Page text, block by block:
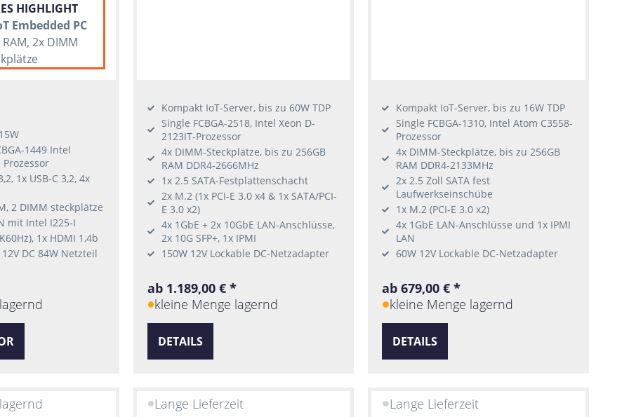
HIGHLIGHT
Embedded PC
2x DIMM
1449 Intel
Prozessor
1x USB-C 3,2, 4x
2 DIMM steckplätze
mit Intel I225-I
1x HDMI 1,4b
DC 84W Netzteil
Kompakt IoT-Server, bis zu 60W TDP
Single FCBGA-2518, Intel Xeon D-
2123IT-Prozessor
4x DIMM-Steckplätze, bis zu 256GB
RAM DDR4-2666MHz
1x 2.5 SATA-Festplattenschacht
2x M.2 (1x PCI-E 3.0 x4 & 1x SATA/PCI-
E 3.0 x2)
4x 1GbE + 2x 10GbE LAN-Anschlüsse,
2x 10G SFP+, 1x IPMI
150W 12V Lockable DC-Netzadapter
ab 1.189,00 € *
kleine Menge lagernd
DETAILS
Kompakt IoT-Server, bis zu 16W TDP
Single FCBGA-1310, Intel Atom C3558-
Prozessor
4x DIMM-Steckplätze, bis zu 256GB
RAM DDR4-2133MHz
2x 2.5 Zoll SATA fest
Laufwerkseinschübe
1x M.2 (PCI-E 3.0 x2)
4x 1GbE LAN-Anschlüsse und 1x IPMI
LAN
60W 12V Lockable DC-Netzadapter
ab 679,00 € *
kleine Menge lagernd
DETAILS
Lange Lieferzeit Lange Lieferzeit